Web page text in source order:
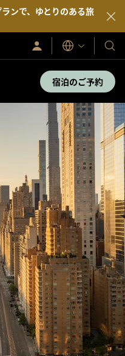
ンで、ゆとりのある旅
サ
イ
表
示
言
語
当
社
の
ホ
リ
ゾ
ト
宿泊のご予約